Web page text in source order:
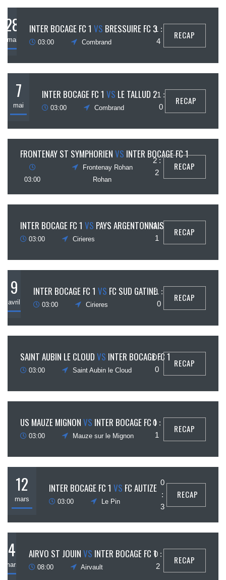
28
mai
INTER BOCAGE FC 1 VS BRESSUIRE FC 3
03:00 Combrand
1 :
4
RECAP
7
mai
INTER BOCAGE FC 1 VS LE TALLUD 2
03:00 Combrand
1 :
0
RECAP
FRONTENAY ST SYMPHORIEN VS INTER BOCAGE FC 1
03:00
Frontenay Rohan
Rohan
2 :
2
RECAP
INTER BOCAGE FC 1 VS PAYS ARGENTONNAIS
03:00 Cirieres
3 :
1
RECAP
9
avril
INTER BOCAGE FC 1 VS FC SUD GATINE
03:00 Cirieres
1 :
0
RECAP
SAINT AUBIN LE CLOUD VS INTER BOCAGE FC 1
03:00 Saint Aubin le Cloud
0 :
0
RECAP
US MAUZE MIGNON VS INTER BOCAGE FC 1
03:00 Mauze sur le Mignon
0 :
1
RECAP
12
mars
INTER BOCAGE FC 1 VS FC AUTIZE
03:00 Le Pin
0
:
3
RECAP
4
mars
AIRVO ST JOUIN VS INTER BOCAGE FC 1
08:00 Airvault
0 :
2
RECAP